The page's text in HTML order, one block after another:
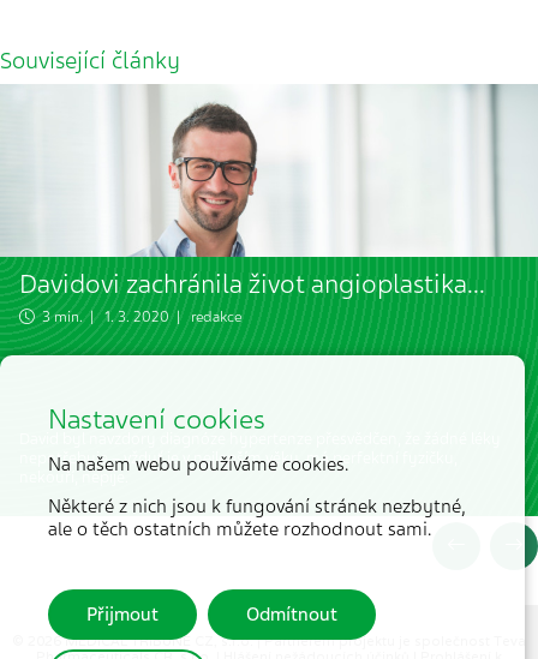
Související články
Davidovi zachránila život angioplastika...
3 min. | 1. 3. 2020 | redakce
nepotřebuje – vždyť je v nejlepším věku, má perfektní fyzičku,
nekouří, nepije.
© 2026 MEDICAL TRIBUNE CZ, s.r.o. |Partnerem projektu je společnost Teva
Nastavení cookies
Na našem webu používáme cookies.
Některé z nich jsou k fungování stránek nezbytné,
ale o těch ostatních můžete rozhodnout sami.
Přijmout Odmítnout